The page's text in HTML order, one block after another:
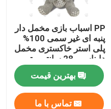
PP اسباب بازی مخمل دار
پنبه ای غیر سمی 100%
پلی استر خاکستری مخمل
دایناسور 28 سانتی متر
بهترین قیمت
تماس با ما